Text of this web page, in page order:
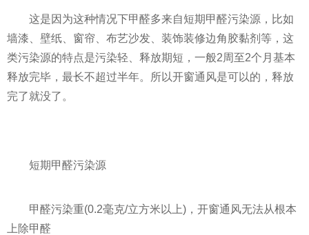
这是因为这种情况下甲醛多来自短期甲醛污染源，比如
墙漆、壁纸、窗帘、布艺沙发、装饰装修边角胶黏剂等，这
类污染源的特点是污染轻、释放期短，一般2周至2个月基本
释放完毕，最长不超过半年。所以开窗通风是可以的，释放
完了就没了。
短期甲醛污染源
甲醛污染重(0.2毫克/立方米以上)，开窗通风无法从根本
上除甲醛